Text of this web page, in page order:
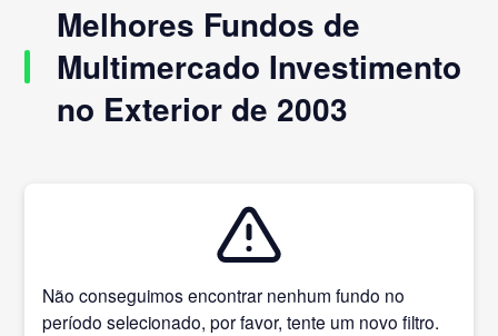
Melhores Fundos de
Multimercado Investimento
no Exterior de 2003
Não conseguimos encontrar nenhum fundo no
período selecionado, por favor, tente um novo filtro.